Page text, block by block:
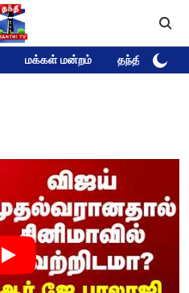
மக்கள் மன்றம் தந்தி டிவி